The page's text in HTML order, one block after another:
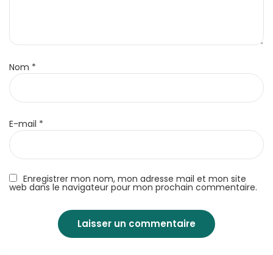
Enregistrer mon nom, mon adresse mail et mon site
web dans le navigateur pour mon prochain commentaire.
Nom *
E-mail *